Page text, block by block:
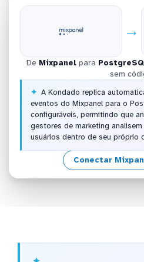
→
De Mixpanel para
sem
A Kondado replica
eventos do Mixpanel para o
configuráveis, permitindo que
gestores de marketing
usuários dentro de seu próprio
Conectar